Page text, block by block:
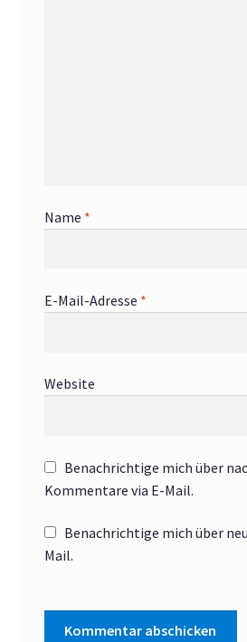
Name *
E-Mail-Adresse *
Website
Benachrichtige mich über
Kommentare via E-Mail.
Benachrichtige mich über
Mail.